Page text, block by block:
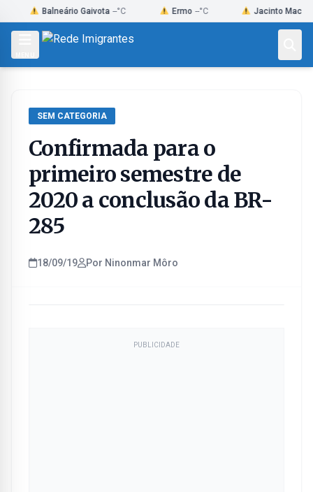
to
Balneário Gaivota --°C Ermo --°C Jacinto Machado --°C
SEM CATEGORIA
Confirmada para o
primeiro semestre de
2020 a conclusão da BR-
285
18/09/19 Por Ninonmar Môro
PUBLICIDADE